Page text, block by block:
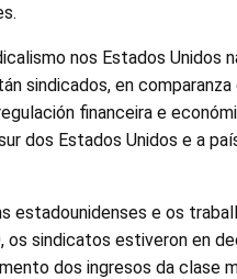
nos Estados Unidos
sindicados, en comparanza
financeira e
dos Estados Unidos e a
estadounidenses e os
sindicatos estiveron en
dos ingresos da clase